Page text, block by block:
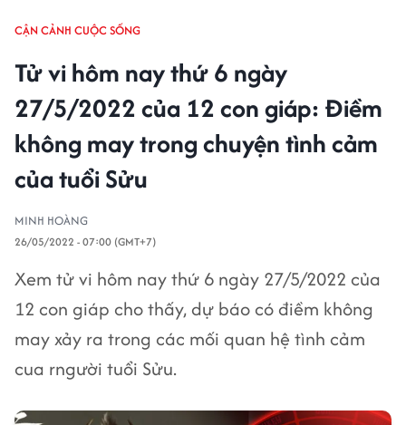
CẬN CẢNH CUỘC SỐNG
Tử vi hôm nay thứ 6 ngày
27/5/2022 của 12 con giáp: Điềm
không may trong chuyện tình cảm
của tuổi Sửu
MINH HOÀNG
26/05/2022 - 07:00 (GMT+7)
Xem tử vi hôm nay thứ 6 ngày 27/5/2022 của
12 con giáp cho thấy, dự báo có điềm không
may xảy ra trong các mối quan hệ tình cảm
cua rngười tuổi Sửu.